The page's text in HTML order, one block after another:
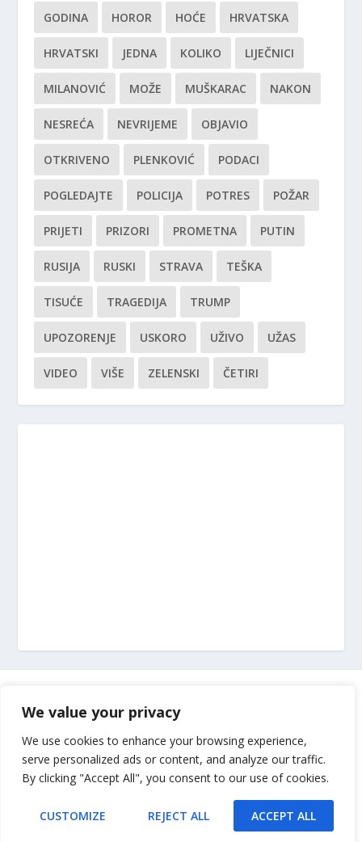
We value your privacy
We use cookies to enhance your browsing experience,
serve personalized ads or content, and analyze our traffic.
By clicking "Accept All", you consent to our use of cookies.
CUSTOMIZE REJECT ALL ACCEPT ALL
GODINA HOROR HOĆE HRVATSKA
HRVATSKI JEDNA KOLIKO LIJEČNICI
MILANOVIĆ MOŽE MUŠKARAC NAKON
NESREĆA NEVRIJEME OBJAVIO
OTKRIVENO PLENKOVIĆ PODACI
POGLEDAJTE POLICIJA POTRES POŽAR
PRIJETI PRIZORI PROMETNA PUTIN
RUSIJA RUSKI STRAVA TEŠKA
TISUĆE TRAGEDIJA TRUMP
UPOZORENJE USKORO UŽIVO UŽAS
VIDEO VIŠE ZELENSKI ČETIRI
Impressum
Uvjeti korištenja
Kontakt